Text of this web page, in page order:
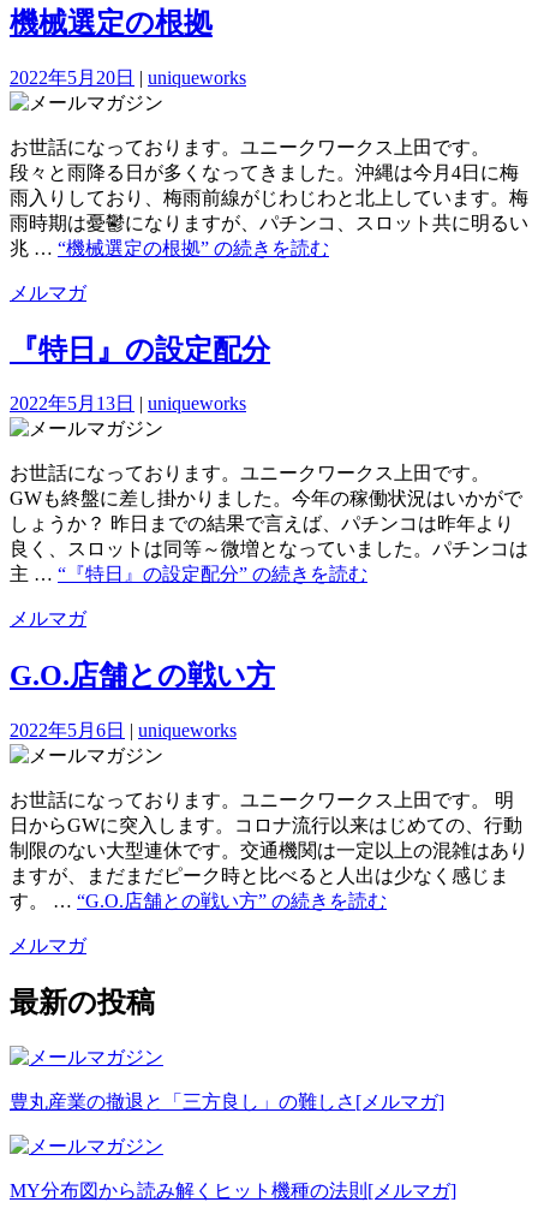
機械選定の根拠
2022年5月20日 | uniqueworks
お世話になっております。ユニークワークス上田です。
段々と雨降る日が多くなってきました。沖縄は今月4日に梅
雨入りしており、梅雨前線がじわじわと北上しています。梅
雨時期は憂鬱になりますが、パチンコ、スロット共に明るい
兆 … “機械選定の根拠” の続きを読む
メルマガ
『特日』の設定配分
2022年5月13日 | uniqueworks
お世話になっております。ユニークワークス上田です。
GWも終盤に差し掛かりました。今年の稼働状況はいかがで
しょうか？ 昨日までの結果で言えば、パチンコは昨年より
良く、スロットは同等～微増となっていました。パチンコは
主 … “『特日』の設定配分” の続きを読む
メルマガ
G.O.店舗との戦い方
2022年5月6日 | uniqueworks
お世話になっております。ユニークワークス上田です。 明
日からGWに突入します。コロナ流行以来はじめての、行動
制限のない大型連休です。交通機関は一定以上の混雑はあり
ますが、まだまだピーク時と比べると人出は少なく感じま
す。 … “G.O.店舗との戦い方” の続きを読む
メルマガ
最新の投稿
豊丸産業の撤退と「三方良し」の難しさ [メルマガ]
MY分布図から読み解くヒット機種の法則 [メルマガ]